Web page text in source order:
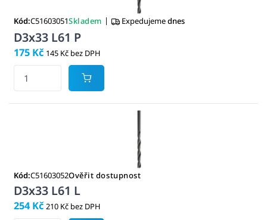
Kód:C51603051Skladem | Expedujemednes
D3x33 L61 P
175 Kč 145 Kč bez DPH
Kód:C51603052Ověřit dostupnost
D3x33 L61 L
254 Kč 210 Kč bez DPH